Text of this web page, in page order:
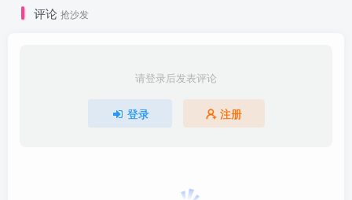
评论 抢沙发
请登录后发表评论
登录 注册